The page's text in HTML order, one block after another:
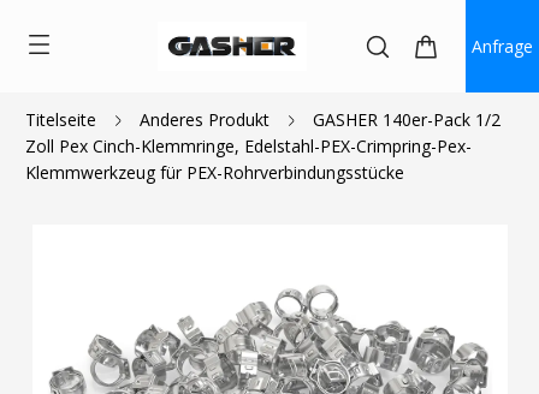
Anfrage
Titelseite Anderes Produkt
GASHER 140er-Pack 1/2
Zoll Pex Cinch-Klemmringe, Edelstahl-PEX-Crimpring-Pex-
Klemmwerkzeug für PEX-Rohrverbindungsstücke
$15.99